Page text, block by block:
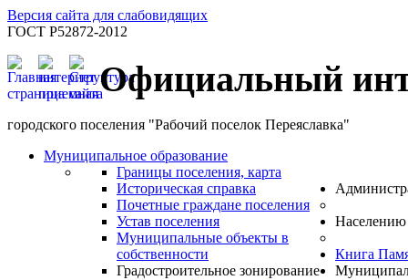
Версия сайта для слабовидящих
ГОСТ Р52872-2012
Официальный
городского поселения "Рабочий поселок Переяславка"
Муниципальное образование
Границы поселения, карта
Историческая справка
Почетные граждане поселения
Устав поселения
Муниципальные объекты в
собственности
Градостроительное зонирование
Населению
Книга